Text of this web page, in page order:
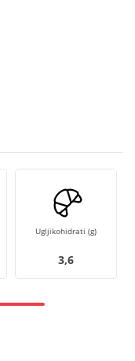
Ugljikohidrati (g)
3,6